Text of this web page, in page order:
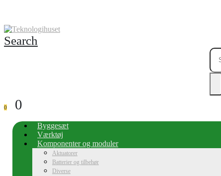
Search
0 0
Byggesæt
Værktøj
Komponenter og moduler
Aktuatorer
Batterier og tilbehør
Diverse